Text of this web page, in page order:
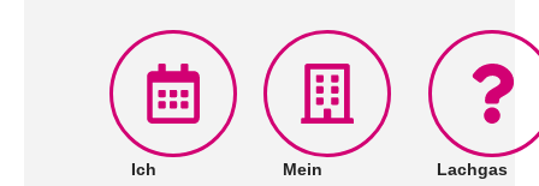
Ich
Mein
Lachgas